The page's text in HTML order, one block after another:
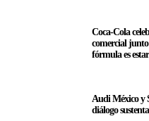
Coca-Cola
comercial
fórmula es
Audi México y
diálogo